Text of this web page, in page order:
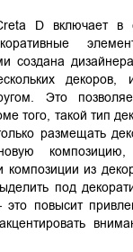
D включает в
создана
декоров,
Это
того, такой тип
размещать
композиции из
под
повысит